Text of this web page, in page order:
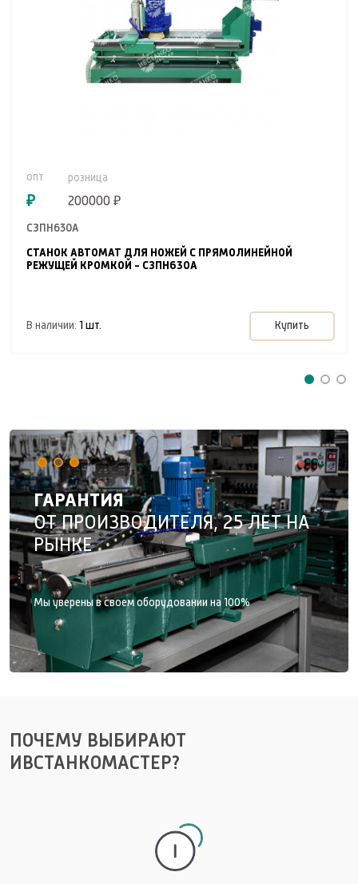
опт
₽
розница
200000 ₽
СЗПН630А
СТАНОК АВТОМАТ ДЛЯ НОЖЕЙ С ПРЯМОЛИНЕЙНОЙ
РЕЖУЩЕЙ КРОМКОЙ - СЗПН630А
В наличии: 1 шт. Купить
ОБОРУДОВАНИЕ ДОСТУПНО
В КРЕДИТ
ГАРАНТИЯ
ОТ ПРОИЗВОДИТЕЛЯ, 25 ЛЕТ НА
РЫНКЕ
Мы уверены в своем оборудовании на 100%
РАЗРАБОТАНО И
ПРОИЗВЕДЕНО В РОССИИ
ПОЧЕМУ ВЫБИРАЮТ
ИВСТАНКОМАСТЕР?